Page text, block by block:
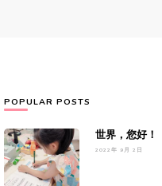
POPULAR POSTS
世界，您好！
2022年 9月 2日